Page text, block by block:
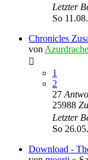
Letzter
So
Chronicles
von
1
2
27
25988
Letzter
So
Download -